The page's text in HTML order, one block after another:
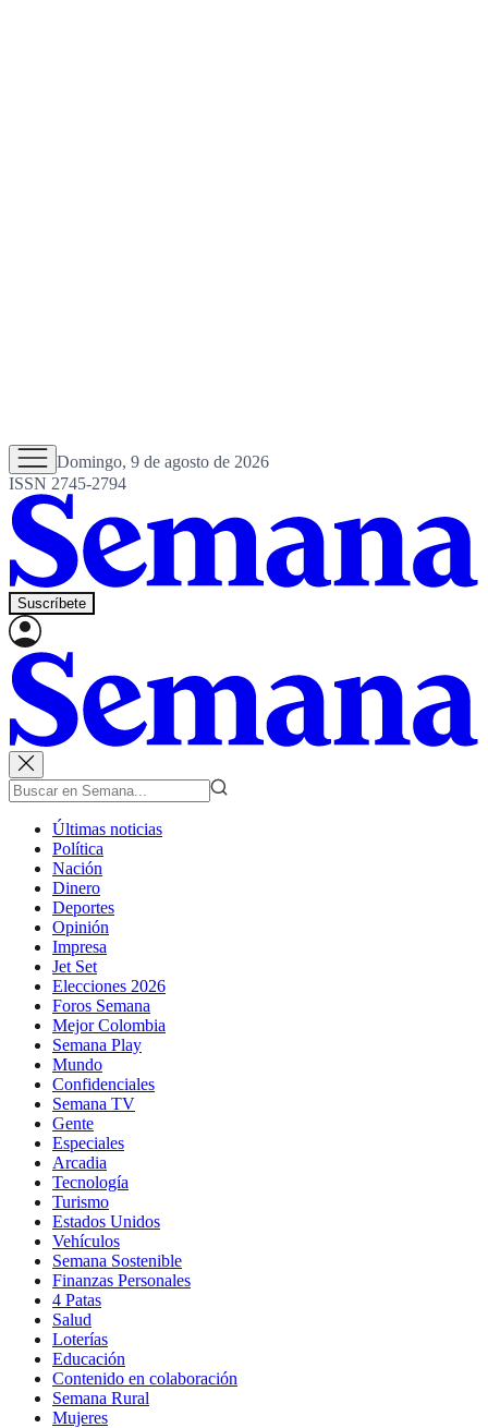
Domingo, 9 de agosto de 2026
ISSN 2745-2794
Suscríbete
Últimas noticias
Política
Nación
Dinero
Deportes
Opinión
Impresa
Jet Set
Elecciones 2026
Foros Semana
Mejor Colombia
Semana Play
Mundo
Confidenciales
Semana TV
Gente
Especiales
Arcadia
Tecnología
Turismo
Estados Unidos
Vehículos
Semana Sostenible
Finanzas Personales
4 Patas
Salud
Loterías
Educación
Contenido en colaboración
Semana Rural
Mujeres